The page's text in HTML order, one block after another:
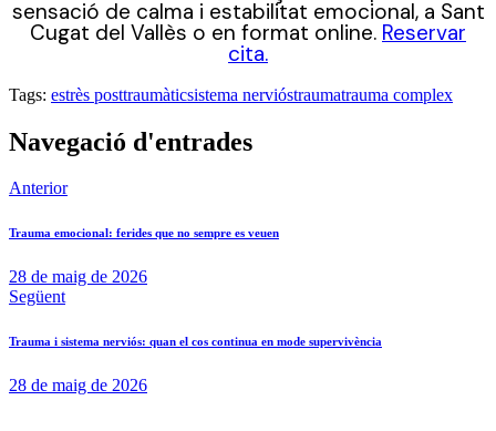
sensació de calma i estabilitat emocional, a Sant
Cugat del Vallès o en format online. Reservar
cita.
Tags: estrès posttraumàticsistema nervióstraumatrauma complex
Navegació d'entrades
Anterior
Trauma emocional: ferides que no sempre es veuen
28 de maig de 2026
Següent
Trauma i sistema nerviós: quan el cos continua en mode supervivència
28 de maig de 2026